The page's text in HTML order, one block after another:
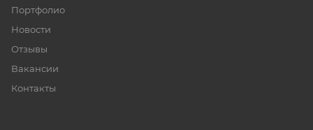
Портфолио
Новости
Отзывы
Вакансии
Контакты